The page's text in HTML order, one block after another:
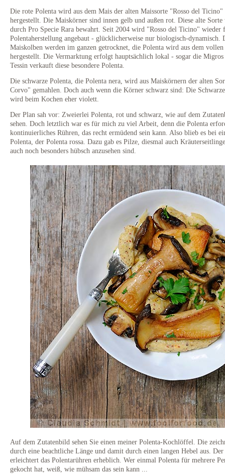
Die rote Polenta wird aus dem Mais der alten Maissorte "Rosso del Ticino"
hergestellt. Die Maiskörner sind innen gelb und außen rot. Diese alte Sorte
durch Pro Specie Rara bewahrt. Seit 2004 wird "Rosso del Ticino" wieder
Polentaherstellung angebaut - glücklicherweise nur biologisch-dynamisch.
Maiskolben werden im ganzen getrocknet, die Polenta wird aus dem
hergestellt. Die Vermarktung erfolgt hauptsächlich lokal - sogar die
Tessin verkauft diese besondere Polenta.
Die schwarze Polenta, die Polenta nera, wird aus Maiskörnern der alten
Corvo" gemahlen. Doch auch wenn die Körner schwarz sind: Die
wird beim Kochen eher violett.
Der Plan sah vor: Zweierlei Polenta, rot und schwarz, wie auf dem
sehen. Doch letztlich war es für mich zu viel Arbeit, denn die Polenta
kontinuierliches Rühren, das recht ermüdend sein kann. Also blieb es bei
Polenta, der Polenta rossa. Dazu gab es Pilze, diesmal auch
auch noch besonders hübsch anzusehen sind.
Auf dem Zutatenbild sehen Sie einen meiner Polenta-Kochlöffel. Die
durch eine beachtliche Länge und damit durch einen langen Hebel aus. Der
erleichtert das Polentarühren erheblich. Wer einmal Polenta für mehrere
gekocht hat, weiß, wie mühsam das sein kann ...